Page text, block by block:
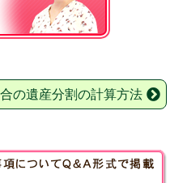
の遺産分割の計算方法